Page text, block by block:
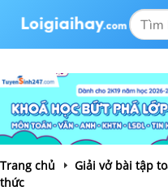
Trang chủ
Giải vở bài tập
thức